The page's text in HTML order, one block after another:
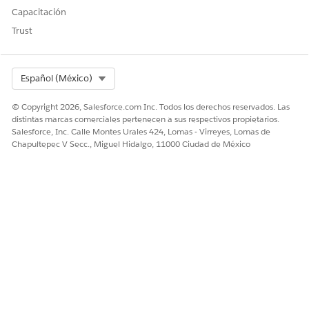
filtro basados en criterios y asígnelos inmediatamente a
una flota existente basándose en el resultado de la
¿RESOLVIÓ ESTE ARTÍCULO SU PROBLEMA?
¡Háganos saber cómo podemos mejorar!
Capacitación
Trust
Español (México)
© Copyright 2026, Salesforce.com Inc. Todos los derechos reservados. Las
distintas marcas comerciales pertenecen a sus respectivos propietarios.
Salesforce, Inc. Calle Montes Urales 424, Lomas - Virreyes, Lomas de
Chapultepec V Secc., Miguel Hidalgo, 11000 Ciudad de México